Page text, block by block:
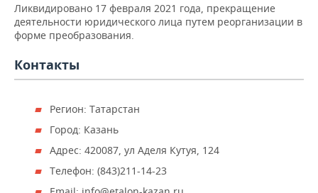
ОПК
ЭНЕРГЕТИКА
ТРАНСПОРТ
IT
ТЕЛЕКОММУНИКАЦИИ
НОВОСТИ МЕРОПРИЯТИЙ
БИЗНЕС-БРАНЧИ
ONLINE-КОНФЕРЕНЦИИ
ОТКРЫТАЯ ЛЕКЦИЯ
СПОРТ
ФУТБОЛ
ХОККЕЙ
БАСКЕТБОЛ
ВОЛЕЙБОЛ
НОВОСТИ ОБЩЕСТВА
ВЛАСТЬ
ИНФРАСТРУКТУРА
ИСТОРИЯ
ФОТОГАЛЕРЕЯ
СЮЖЕТЫ
СПРАВОЧНИК
СПИСОК ПЕРСОН
ПОЛНАЯ ВЕРСИЯ
Ликвидировано 17 февраля 2021 года, прекращение
деятельности юридического лица путем реорганизации в
форме преобразования.
Контакты
Регион: Татарстан
Город: Казань
Адрес: 420087, ул Аделя Кутуя, 124
Телефон: (843)211-14-23